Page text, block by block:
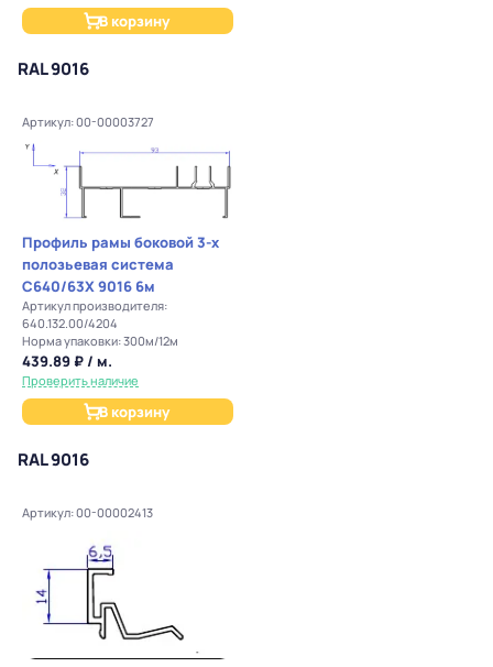
В корзину
RAL 9016
Артикул: 00-00003727
Профиль рамы боковой 3-х
полозьевая система
С640/63Х 9016 6м
Артикул производителя:
640.132.00/4204
Норма упаковки: 300м/12м
439.89 ₽ / м.
Проверить наличие
В корзину
RAL 9016
Артикул: 00-00002413